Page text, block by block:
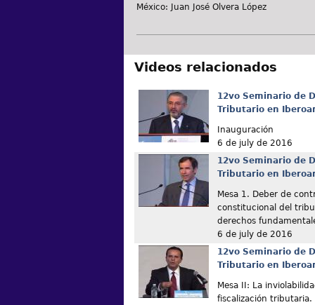
México: Juan José Olvera López
Videos relacionados
12vo Seminario de
Tributario en
Inauguración
6 de july de 2016
12vo Seminario de
Tributario en
Mesa 1. Deber de
constitucional del
derechos
6 de july de 2016
12vo Seminario de
Tributario en
Mesa II: La
fiscalización tributaria.